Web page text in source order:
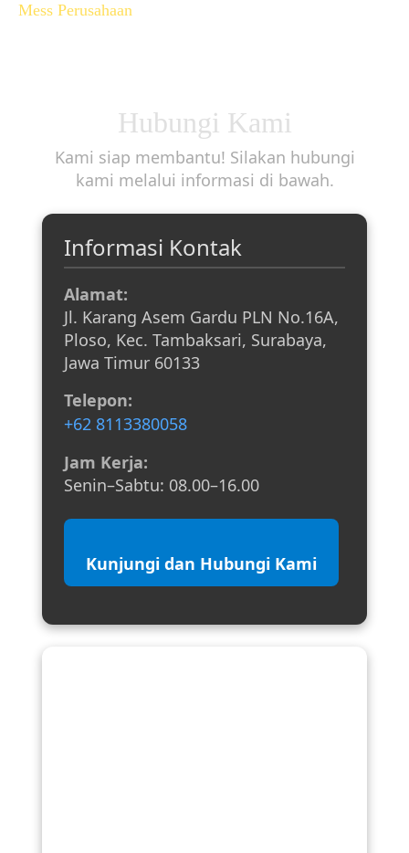
Mess Perusahaan
Hubungi Kami
Kami siap membantu! Silakan hubungi
kami melalui informasi di bawah.
Informasi Kontak
Alamat:
Jl. Karang Asem Gardu PLN No.16A,
Ploso, Kec. Tambaksari, Surabaya,
Jawa Timur 60133
Telepon:
+62 8113380058
Jam Kerja:
Senin–Sabtu: 08.00–16.00
Kunjungi dan Hubungi Kami